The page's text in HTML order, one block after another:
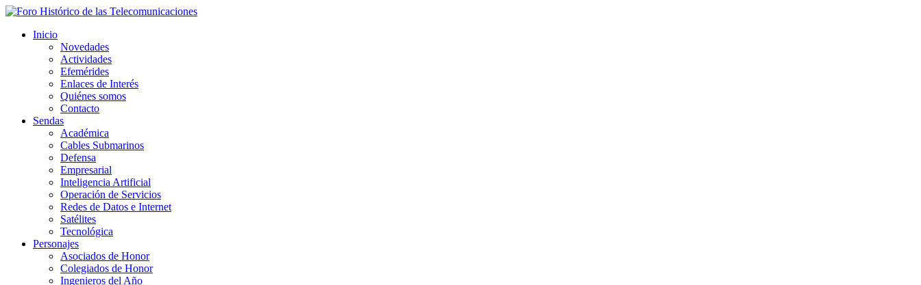
Inicio
Novedades
Actividades
Efemérides
Enlaces de Interés
Quiénes somos
Contacto
Sendas
Académica
Cables Submarinos
Defensa
Empresarial
Inteligencia Artificial
Operación de Servicios
Redes de Datos e Internet
Satélites
Tecnológica
Personajes
Asociados de Honor
Colegiados de Honor
Ingenieros del Año